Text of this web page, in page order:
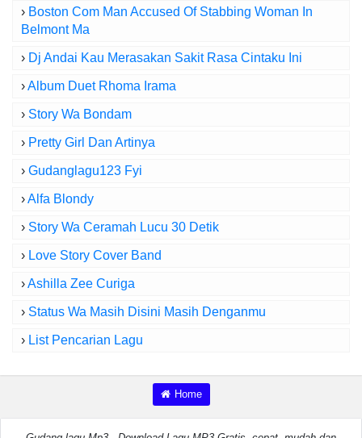
› Boston Com Man Accused Of Stabbing Woman In
Belmont Ma
› Dj Andai Kau Merasakan Sakit Rasa Cintaku Ini
›Album Duet Rhoma Irama
› Story Wa Bondam
› Pretty Girl Dan Artinya
› Gudanglagu123 Fyi
›Alfa Blondy
› Story Wa Ceramah Lucu 30 Detik
› Love Story Cover Band
›Ashilla Zee Curiga
› Status Wa Masih Disini Masih Denganmu
› List Pencarian Lagu
Home